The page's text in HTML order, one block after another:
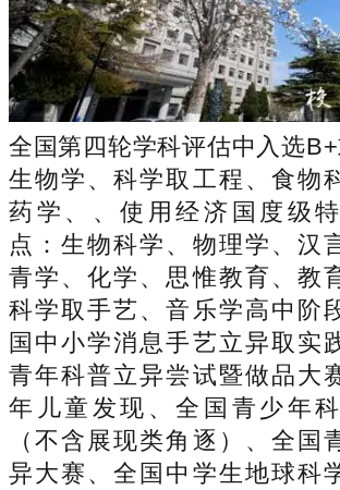
全国第四轮学科评估中入选B+
生物学、科学取工程、食物
药学、、使用经济国度级
点：生物科学、物理学、汉
青学、化学、思惟教育、教
科学取手艺、音乐学高中阶
国中小学消息手艺立异取实
青年科普立异尝试暨做品大
年儿童发现、全国青少年
（不含展现类角逐）、全国
异大赛、全国中学生地球科